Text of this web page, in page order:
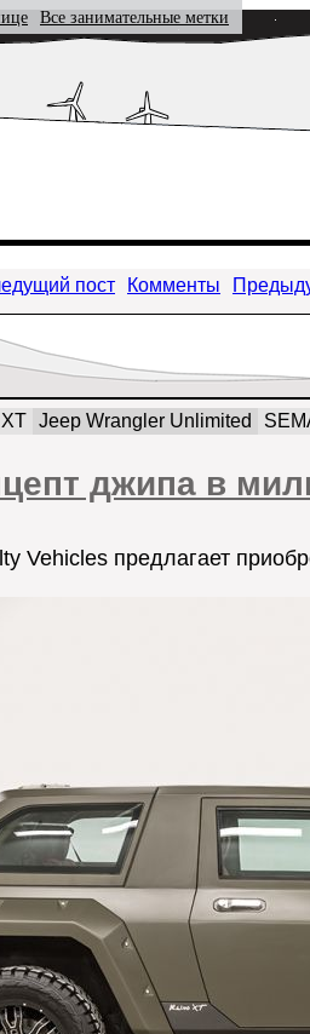
Все занимательные метки
пост Комменты
Jeep Wrangler Unlimited
джипа в
Vehicles предлагает